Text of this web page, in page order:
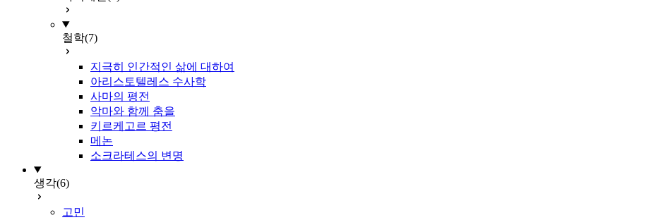
철학(7)
지극히 인간적인 삶에 대하여
아리스토텔레스 수사학
사마의 평전
악마와 함께 춤을
키르케고르 평전
메논
소크라테스의 변명
생각(6)
고민